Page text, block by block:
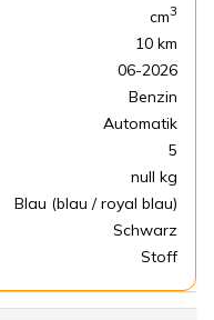
cm3
10 km
06-2026
Benzin
Automatik
5
null kg
Blau (blau / royal blau)
Schwarz
Stoff